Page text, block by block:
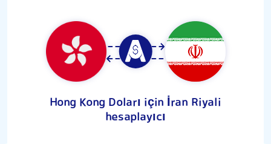
Hong Kong Doları için İran Riyali
hesaplayıcı